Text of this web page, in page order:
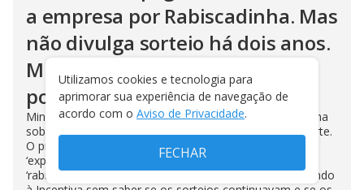
a empresa por Rabiscadinha. Mas
não divulga sorteio há dois anos.
MP quer explicações. Situação
pode complicar Osmar Stábile
Ministério Público exige explicações da direção corintiana
sobre a empresa Incentiva, que administra o Fiel da Sorte.
O programa previa sorteios semanais de prêmios e
‘experiências’, como visitar o estádio, por meio de
‘rabiscadinhas’, raspadinhas. O Corinthians seguiu pagando
Utilizamos cookies e tecnologia para
aprimorar sua experiência de navegação de
acordo com o Aviso de Privacidade.
FECHAR